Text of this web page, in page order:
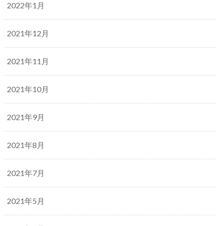
2022年1月
2021年12月
2021年11月
2021年10月
2021年9月
2021年8月
2021年7月
2021年5月